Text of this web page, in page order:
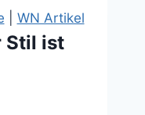
WN Artikel
Stil ist